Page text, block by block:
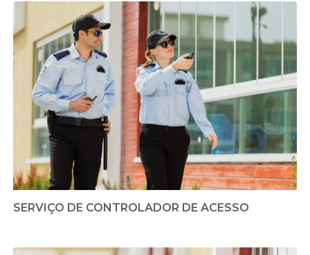
SERVIÇO DE CONTROLADOR DE ACESSO